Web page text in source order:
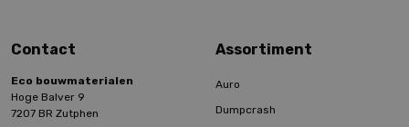
Contact
Eco bouwmaterialen
Hoge Balver 9
7207 BR Zutphen
Assortiment
Auro
Dumpcrash